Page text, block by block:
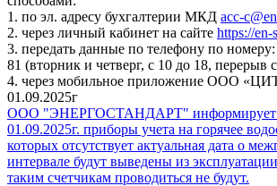
1. по эл. адресу бухгалтерии МКД acc-
2. через личный кабинет на сайте https://en-
3. передать данные по телефону по
81 (вторник и четверг, с 10 до 18, перерыв
4. через мобильное приложение ООО
01.09.2025г
ООО "ЭНЕРГОСТАНДАРТ" информирует
01.09.2025г. приборы учета на горячее
которых отсутствует актуальная дата о
интервале будут выведены из
таким счетчикам проводиться не будут.